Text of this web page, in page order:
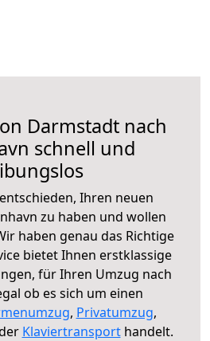
Darmstadt nach
schnell und
Ihren neuen
zu haben und wollen
haben genau das Richtige
bietet Ihnen erstklassige
für Ihren Umzug nach
ob es sich um einen
, Privatumzug,
Klaviertransporthandelt.